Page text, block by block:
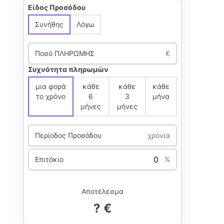
Είδος Προσόδου
Συνήθης
Λόγω
Ποσό ΠΛΗΡΩΜΗΣ
€
Συχνότητα πληρωμών
μια φορά
το χρόνο
κάθε
6
μήνες
κάθε
3
μήνες
κάθε
μήνα
Περίοδος Προσόδου χρόνια
Επιτόκιο %
Αποτέλεσμα
? €